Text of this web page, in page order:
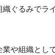
ぐるみでラ
や組織とし